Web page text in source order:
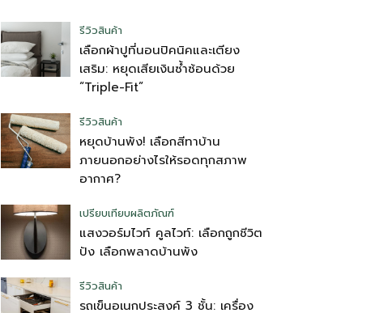
รีวิวสินค้า
เลือกผ้าปูที่นอนปิคนิคและเตียง
เสริม: หยุดเสียเงินซ้ำซ้อนด้วย
“Triple-Fit”
รีวิวสินค้า
หยุดบ้านพัง! เลือกสีทาบ้าน
ภายนอกอย่างไรให้รอดทุกสภาพ
อากาศ?
เปรียบเทียบผลิตภัณฑ์
แสงวอร์มไวท์ คูลไวท์: เลือกถูกชีวิต
ปัง เลือกพลาดบ้านพัง
รีวิวสินค้า
รถเข็นอเนกประสงค์ 3 ชั้น: เครื่อง